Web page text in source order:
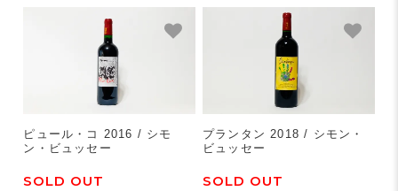
ピュール・コ 2016 / シモ
ン・ビュッセー
SOLD OUT
プランタン 2018 / シモン・
ビュッセー
SOLD OUT